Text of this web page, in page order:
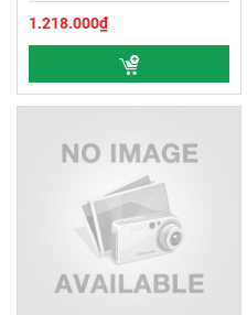
1.218.000₫